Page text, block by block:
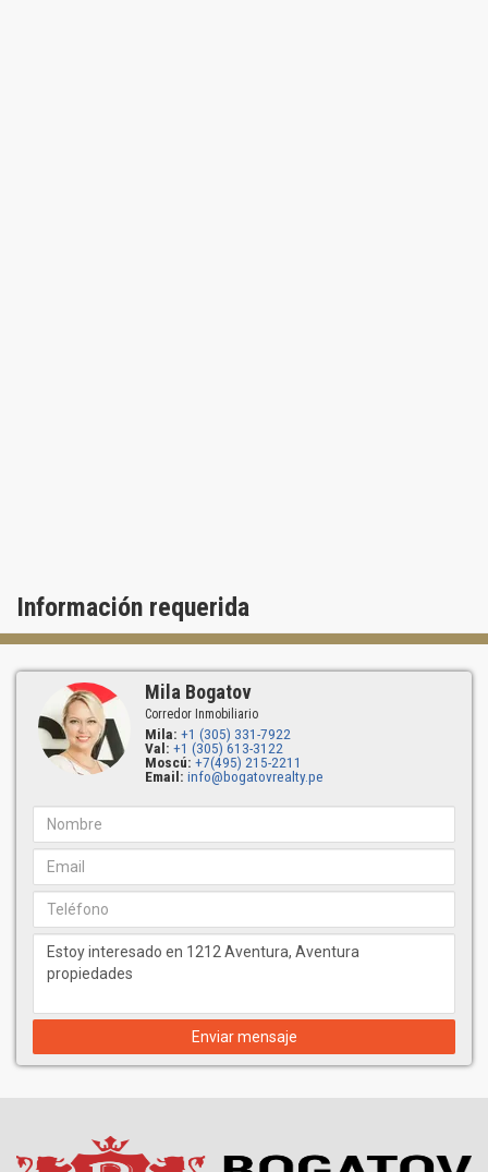
Información requerida
Mila Bogatov
Corredor Inmobiliario
Mila: +1 (305) 331-7922
Val: +1 (305) 613-3122
Moscú: +7(495) 215-2211
Email: info@bogatovrealty.pe
Enviar mensaje